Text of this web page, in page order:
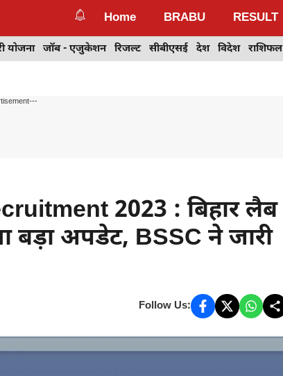
Home BRABU RESULT
योजना जॉब - एजुकेशन रिजल्ट सीबीएसई देश विदेश राशिफल
2023 : बिहार लैब
बड़ा अपडेट, BSSC ने जारी
Follow Us: